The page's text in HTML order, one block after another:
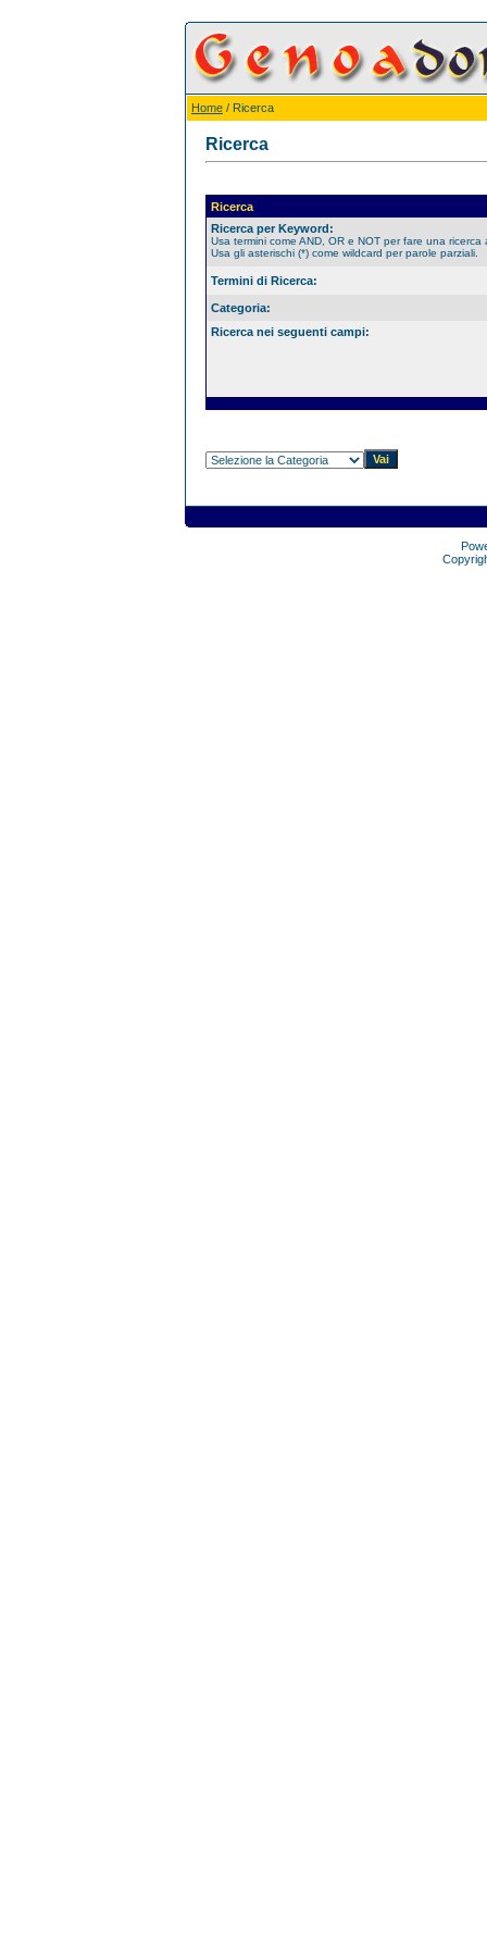
Home / Ricerca
Ricerca
Ricerca
Ricerca per Keyword:
Usa termini come AND, OR e NOT per fare una ricerca
Usa gli asterischi (*) come wildcard per parole parziali.
Termini di Ricerca:
Categoria:
Ricerca nei seguenti campi: